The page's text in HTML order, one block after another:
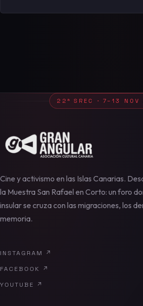
22ª SREC · 7–13
Cine y activismo en las Islas Canarias.
la Muestra San Rafael en Corto: un foro
insular se cruza con las migraciones, los
memoria.
INSTAGRAM
↗
FACEBOOK
↗
YOUTUBE
↗